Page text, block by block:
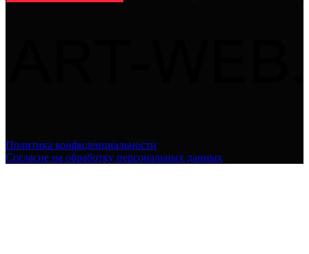
Политика конфиденциальности
Согласие на обработку персональных данных